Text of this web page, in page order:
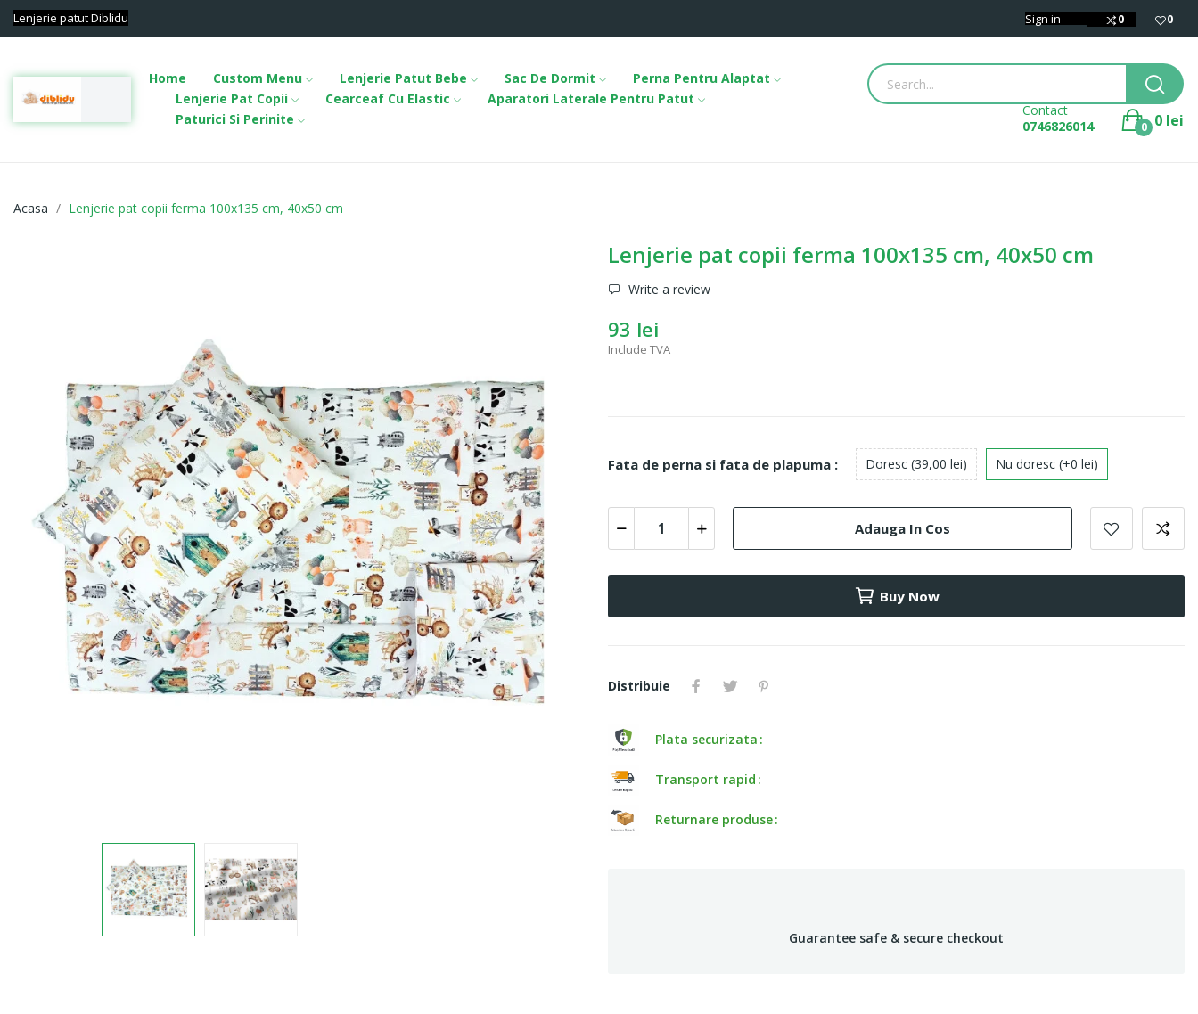
Lenjerie patut Diblidu Sign in 0 0
Home Custom Menu Lenjerie Patut Bebe Sac De Dormit
Perna Pentru Alaptat
Lenjerie Pat Copii
Cearceaf Cu Elastic
Aparatori Laterale Pentru Patut
Paturici Si Perinite
Contact
0746826014
0 lei
0
Acasa Lenjerie pat copii ferma 100x135 cm, 40x50 cm
Lenjerie pat copii ferma 100x135 cm, 40x50 cm
Write a review
93 lei
Include TVA
Fata de perna si fata de plapuma : Doresc (39,00 lei) Nu doresc (+0 lei)
Adauga In Cos
Buy Now
Distribuie
Plata securizata
Transport rapid
Returnare produse
Guarantee safe & secure checkout